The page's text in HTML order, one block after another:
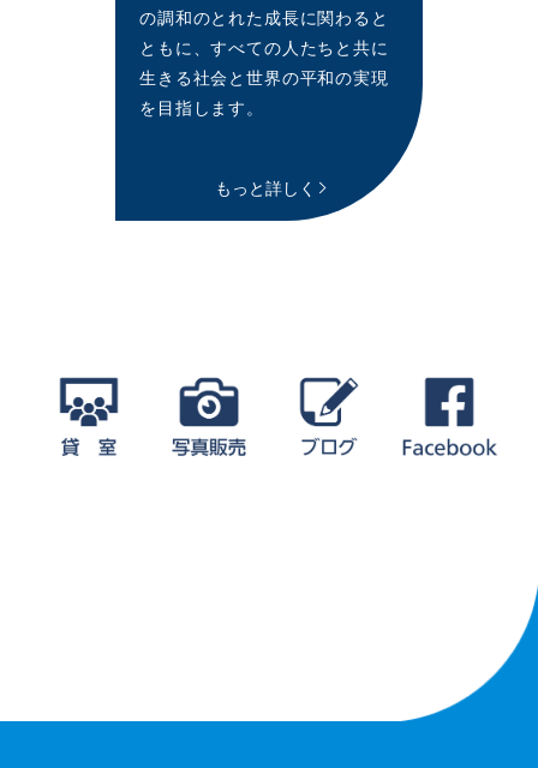
の調和のとれた成長に関わると
ともに、すべての人たちと共に
生きる社会と世界の平和の実現
を目指します。
もっと詳しく